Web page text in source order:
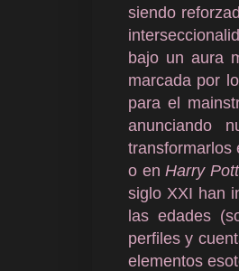
siendo
bajo un aura
marcada por
para el
anunciando
transformarlos
o enHarry
siglo XXI han
las edades
perfiles y
elementos